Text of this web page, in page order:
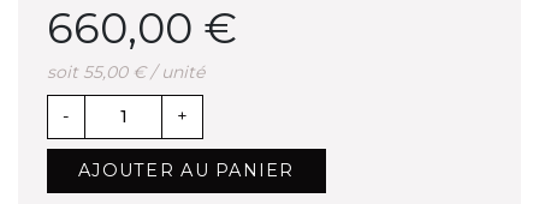
660,00 €
soit 55,00 € / unité
- +
AJOUTER AU PANIER